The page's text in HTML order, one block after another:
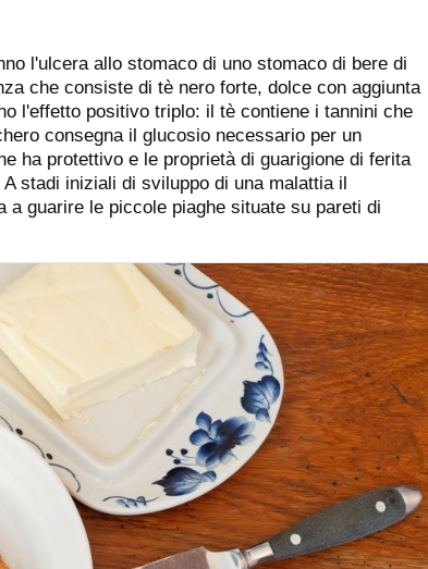
l'ulcera allo stomaco di uno stomaco di bere di
che consiste di tè nero forte, dolce con aggiunta
l'effetto positivo triplo: il tè contiene i tannini che
consegna il glucosio necessario per un
ha protettivo e le proprietà di guarigione di ferita
stadi iniziali di sviluppo di una malattia il
a guarire le piccole piaghe situate su pareti di